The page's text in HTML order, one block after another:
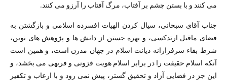
می کنند و با بستن چشم بر آفتاب، مرگ آفتاب را آرزو می کنند.
جناب آقای سبحانی، سیال کردن الهیات افسرده اسلامی و بازگشتن به
فضای ماقبل ارتدکسی، و بهره جستن از دانش ها و پژوهش های نوین،
شرط بقاء سرفرازانه دیانت اسلام در جهان مدرن است، و همین است
آنکه اسلام حقیقت را در برابر اسلام هویت فزونی و فربهی می بخشد، و
این جز در فضایی آزاد و تحقیق گستر، پیش نمی رود و با ارعاب و تکفیر